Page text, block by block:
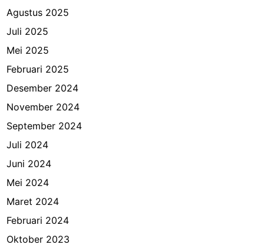
Agustus 2025
Juli 2025
Mei 2025
Februari 2025
Desember 2024
November 2024
September 2024
Juli 2024
Juni 2024
Mei 2024
Maret 2024
Februari 2024
Oktober 2023